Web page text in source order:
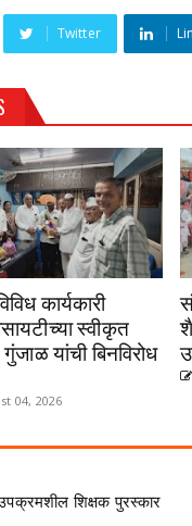
Twitter
कार्यकारी
स्वीकृत
यांची बिनविरोध
04, 2026
शिक्षक पुरस्कार